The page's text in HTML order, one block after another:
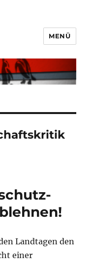
MENÜ
Landtagen den
einer